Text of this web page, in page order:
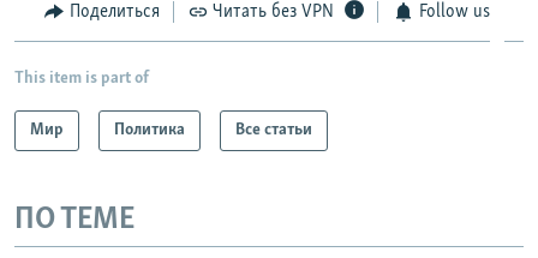
Поделиться Читать без VPN Follow us
This item is part of
Мир Политика Все статьи
ПО ТЕМЕ